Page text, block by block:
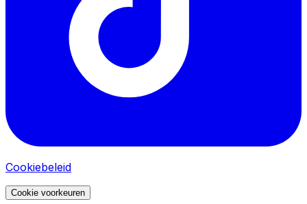
Cookiebeleid
Cookie voorkeuren